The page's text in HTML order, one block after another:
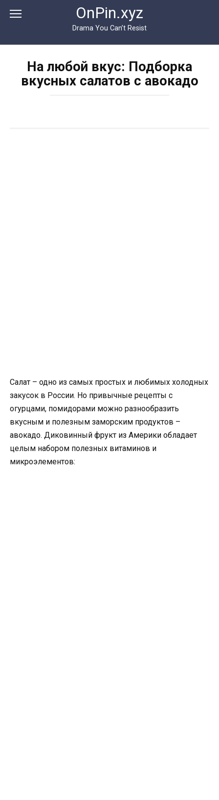
OnPin.xyz
Drama You Can’t Resist
На любой вкус: Подборка
вкусных салатов с авокадо
Салат – одно из самых простых и любимых холодных
закусок в России. Но привычные рецепты с
огурцами, помидорами можно разнообразить
вкусным и полезным заморским продуктов –
авокадо. Диковинный фрукт из Америки обладает
целым набором полезных витаминов и
микроэлементов: